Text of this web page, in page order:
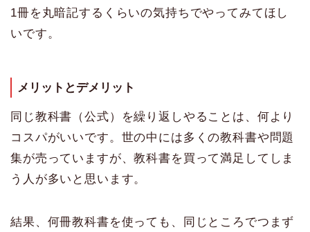
1冊を丸暗記するくらいの気持ちでやってみてほし
いです。
メリットとデメリット
同じ教科書（公式）を繰り返しやることは、何より
コスパがいいです。世の中には多くの教科書や問題
集が売っていますが、教科書を買って満足してしま
う人が多いと思います。
結果、何冊教科書を使っても、同じところでつまず